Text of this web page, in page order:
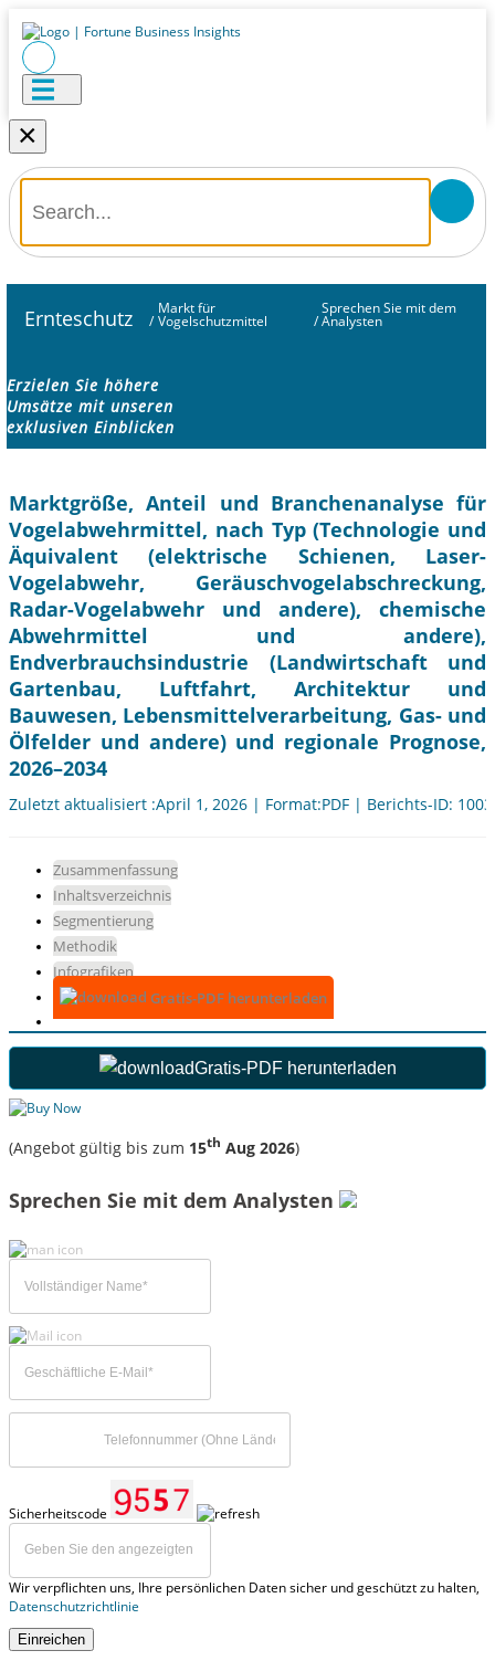
×
Ernteschutz /
Markt für
Vogelschutzmittel /
Sprechen Sie mit dem
Analysten
Erzielen Sie höhere
Umsätze mit unseren
exklusiven Einblicken
Marktgröße, Anteil und Branchenanalyse für
Vogelabwehrmittel, nach Typ (Technologie und
Äquivalent (elektrische Schienen, Laser-
Vogelabwehr, Geräuschvogelabschreckung,
Radar-Vogelabwehr und andere), chemische
Abwehrmittel und andere),
Endverbrauchsindustrie (Landwirtschaft und
Gartenbau, Luftfahrt, Architektur und
Bauwesen, Lebensmittelverarbeitung, Gas- und
Ölfelder und andere) und regionale Prognose,
2026–2034
Zuletzt aktualisiert :April 1, 2026 | Format:PDF | Berichts-ID:
Zusammenfassung
Inhaltsverzeichnis
Segmentierung
Methodik
Infografiken
Gratis-PDF herunterladen
Gratis-PDF herunterladen
(Angebot gültig bis zum 15th Aug 2026)
Sprechen Sie mit dem Analysten
Sicherheitscode
Wir verpflichten uns, Ihre persönlichen Daten sicher und geschützt zu halten,
Datenschutzrichtlinie
Einreichen